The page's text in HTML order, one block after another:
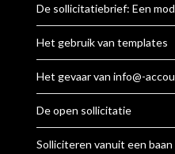
De sollicitatiebrief: Een
Het gebruik van templates
Het gevaar van info@-
De open sollicitatie
Solliciteren vanuit een baan